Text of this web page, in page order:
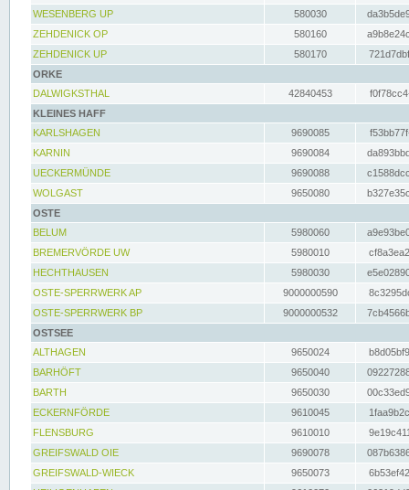
WESENBERG UP
580030
ZEHDENICK OP
580160
ZEHDENICK UP
580170
ORKE
DALWIGKSTHAL
42840453
KLEINES HAFF
KARLSHAGEN
9690085
KARNIN
9690084
UECKERMÜNDE
9690088
WOLGAST
9650080
OSTE
BELUM
5980060
BREMERVÖRDE UW
5980010
HECHTHAUSEN
5980030
OSTE-SPERRWERK AP
9000000590
OSTE-SPERRWERK BP
9000000532
OSTSEE
ALTHAGEN
9650024
BARHÖFT
9650040
BARTH
9650030
ECKERNFÖRDE
9610045
FLENSBURG
9610010
GREIFSWALD OIE
9690078
GREIFSWALD-WIECK
9650073